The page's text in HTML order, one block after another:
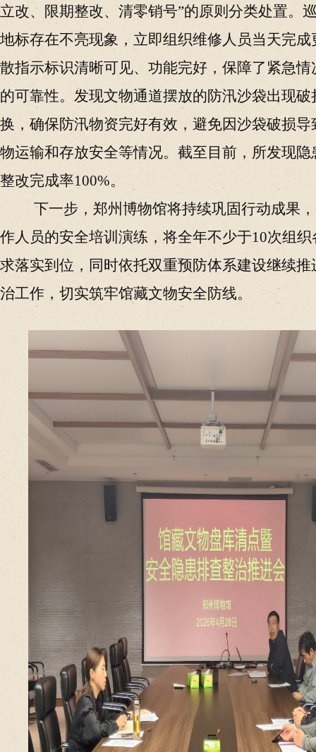
立改、限期整改、清零销号”的原则分类处置。
地标存在不亮现象 ， 立即组织维修人员当天完
散指示标识清晰可见、功能完好，保障了紧急
的可靠性。发现文物通道摆放的防汛沙袋出现破
换，确保防汛物资完好有效，避免因沙袋破损
物运输和存放安全等情况。截至目前，所发现
整改完成率100%。
下一步，郑州博物馆将持续巩固行动成果
作人员的安全培训演练，将全年不少于10次组
求落实到位，同时依托双重预防体系建设继续
治工作，切实筑牢馆藏文物安全防线。